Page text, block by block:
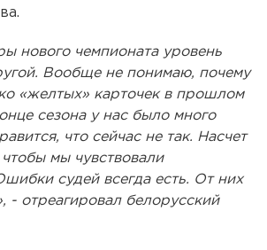
нового чемпионата уровень
Вообще не понимаю, почему
«желтых» карточек в прошлом
сезона у нас было много
что сейчас не так. Насчет
мы чувствовали
судей всегда есть. От них
- отреагировал белорусский